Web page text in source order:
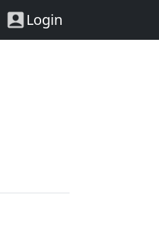
Login